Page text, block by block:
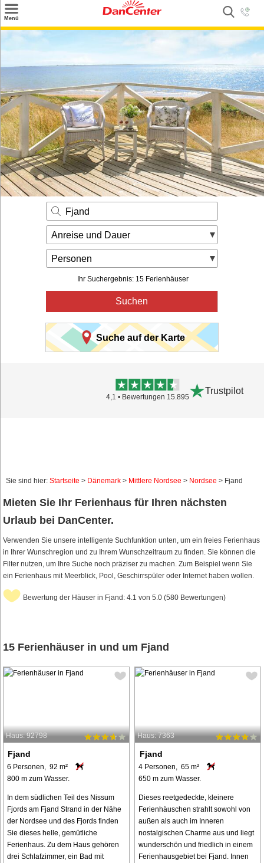
Menü
Weitere Urlaubsziele
Angebote
Inspiration
Kontakt
Gut zu wissen
Login
Fjand
Anreise und Dauer
Personen
Ihr Suchergebnis: 15 Ferienhäuser
Suchen
Suche auf der Karte
4,1 • Bewertungen 15.895
Trustpilot
Sie sind hier: Startseite > Dänemark > Mittlere Nordsee > Nordsee > Fjand
Mieten Sie Ihr Ferienhaus für Ihren nächsten
Urlaub bei DanCenter.
Verwenden Sie unsere intelligente Suchfunktion unten, um ein freies Ferienhaus
in Ihrer Wunschregion und zu Ihrem Wunschzeitraum zu finden. Sie können die
Filter nutzen, um Ihre Suche noch präziser zu machen. Zum Beispiel wenn Sie
ein Ferienhaus mit Meerblick, Pool, Geschirrspüler oder Internet haben wollen.
Bewertung der Häuser in Fjand: 4.1 von 5.0 (580 Bewertungen)
15 Ferienhäuser in und um Fjand
Haus: 92798
Fjand
6 Personen, 92 m²
800 m zum Wasser.
In dem südlichen Teil des Nissum
Fjords am Fjand Strand in der Nähe
der Nordsee und des Fjords finden
Sie dieses helle, gemütliche
Ferienhaus. Zu dem Haus gehören
drei Schlafzimmer, ein Bad mit
Haus: 7363
Fjand
4 Personen, 65 m²
650 m zum Wasser.
Dieses reetgedeckte, kleinere
Ferienhäuschen strahlt sowohl von
außen als auch im Inneren
nostalgischen Charme aus und liegt
wunderschön und friedlich in einem
Ferienhausgebiet bei Fjand. Innen